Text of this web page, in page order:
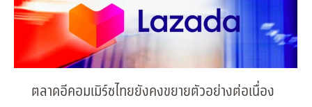
ตลาดอีคอมเมิร์ซไทยยังคงขยายตัวอย่างต่อเนื่อง